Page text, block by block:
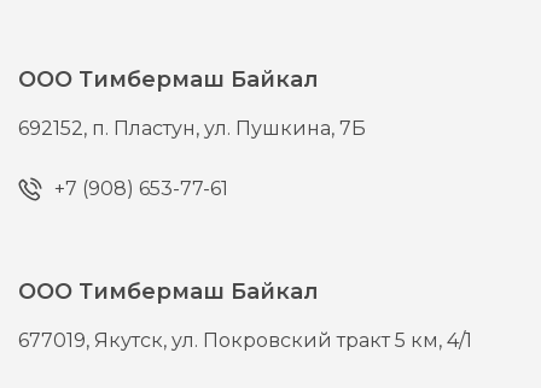
ООО Тимбермаш Байкал
692152, п. Пластун,ул. Пушкина, 7Б
+7 (908) 653-77-61
ООО Тимбермаш Байкал
677019, Якутск,ул. Покровский тракт 5 км, 4/1